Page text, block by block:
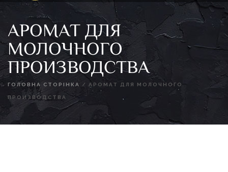
АРОМАТ ДЛЯ
МОЛОЧНОГО
ПРОИЗВОДСТВА
ГОЛОВНА СТОРІНКА / АРОМАТ ДЛЯ МОЛОЧНОГО
ПРОИЗВОДСТВА